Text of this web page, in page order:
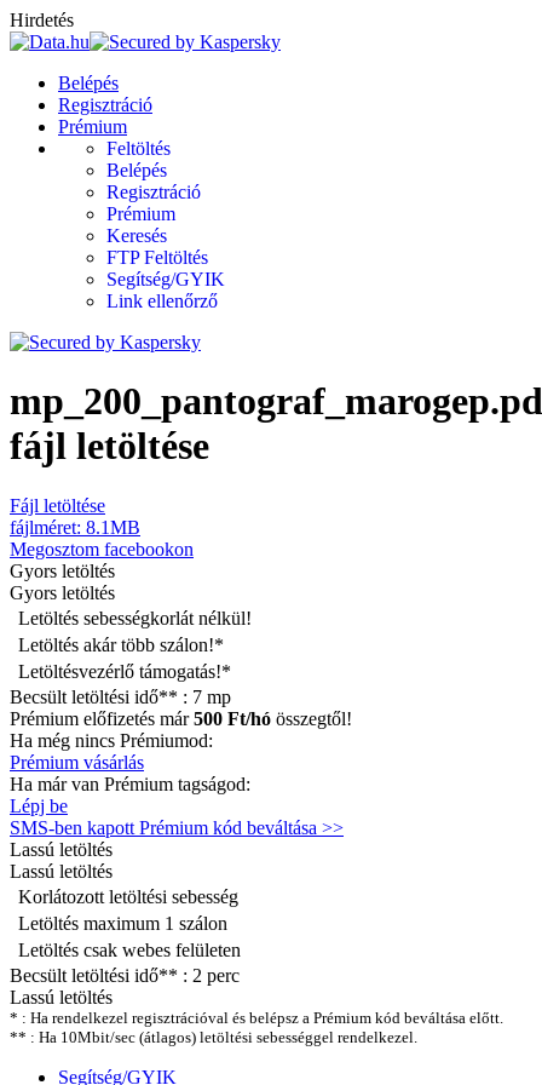
Hirdetés
Belépés
Regisztráció
Prémium
Feltöltés
Belépés
Regisztráció
Prémium
Keresés
FTP Feltöltés
Segítség/GYIK
Link ellenőrző
fájl letöltése
Fájl letöltése
fájlméret: 8.1MB
Megosztom facebookon
Gyors letöltés
Gyors letöltés
Letöltés sebességkorlát nélkül!
Letöltés akár több szálon!*
Letöltésvezérlő támogatás!*
Becsült letöltési idő** : 7 mp
Prémium előfizetés már500 Ft/hó összegtől!
Ha még nincs Prémiumod:
Prémium vásárlás
Ha már van Prémium tagságod:
Lépj be
SMS-ben kapott Prémium kód beváltása >>
Lassú letöltés
Lassú letöltés
Korlátozott letöltési sebesség
Letöltés maximum 1 szálon
Letöltés csak webes felületen
Becsült letöltési idő** : 2 perc
Lassú letöltés
* : Ha rendelkezel regisztrációval és belépsz a Prémium kód beváltása előtt.
** : Ha 10Mbit/sec (átlagos) letöltési sebességgel rendelkezel.
Segítség/GYIK